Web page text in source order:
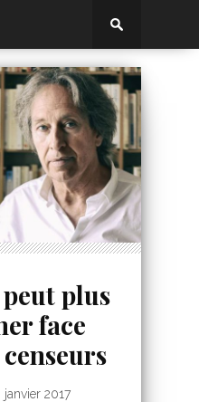
peut plus
face
janvier 2017